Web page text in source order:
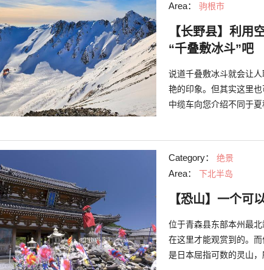
Area： 驹根市
【长野县】利用
“千叠敷冰斗”吧
说道千叠敷冰斗就会让
艳的印象。但其实这里
中缆车向您介绍不同于
Category： 绝景
Area： 下北半岛
【恐山】一个可
位于青森县东部本州最
在这里才能观赏到的。
是日本屈指可数的灵山